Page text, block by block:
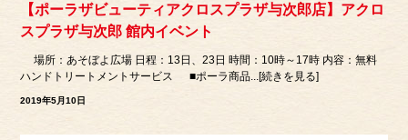
【ポーラザビューティアクロスプラザ与次郎店】アクロ
スプラザ与次郎 館内イベント
場所：あそぼよ広場 日程：13日、23日 時間：10時～17時 内容：無料
ハンドトリートメントサービス ■ポーラ商品...[続きを見る]
2019年5月10日